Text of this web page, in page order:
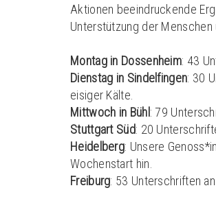
Aktionen beeindruckende
Unterstützung der Menschen
Montag in Dossenheim: 43
Dienstag in Sindelfingen: 30
eisiger Kälte.
Mittwoch in Bühl: 79
Stuttgart Süd: 20
Heidelberg: Unsere
Wochenstart hin.
Freiburg: 53 Unterschriften